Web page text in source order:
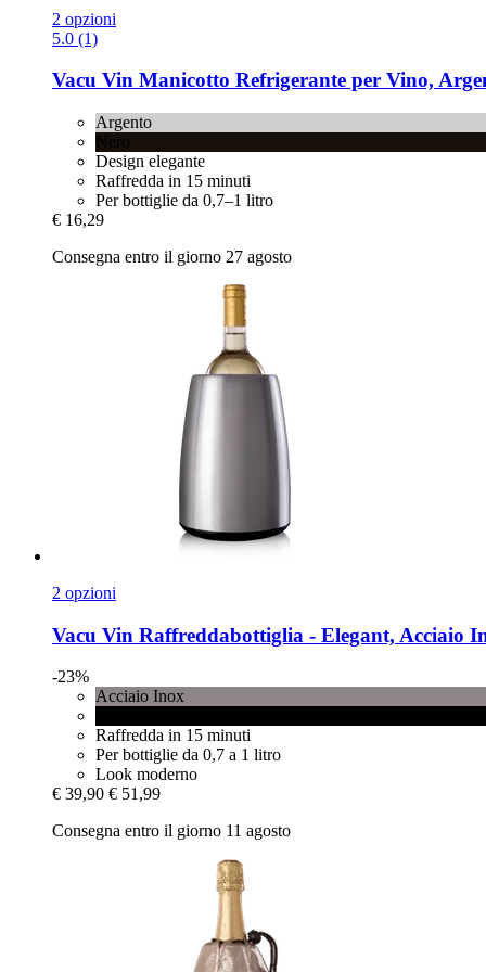
2 opzioni
5.0 (1)
Vacu Vin Manicotto Refrigerante per Vino,
Argento
Design elegante
Raffredda in 15 minuti
Per bottiglie da 0,7–1 litro
€ 16,29
Consegna entro il giorno 27 agosto
2 opzioni
Vacu Vin Raffreddabottiglia -​ Elegant, Acciaio
-23%
Acciaio Inox
Raffredda in 15 minuti
Per bottiglie da 0,7 a 1 litro
Look moderno
€ 39,90 € 51,99
Consegna entro il giorno 11 agosto